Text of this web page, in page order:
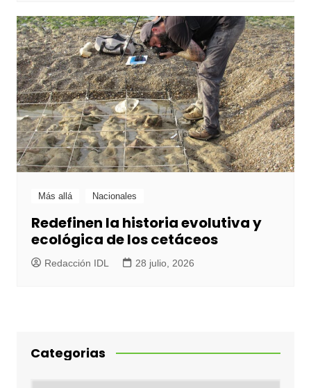
Más allá Nacionales
Redefinen la historia evolutiva y
ecológica de los cetáceos
Redacción IDL 28 julio, 2026
Categorias